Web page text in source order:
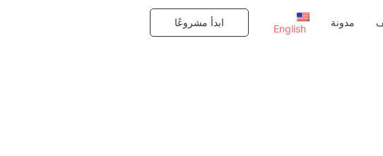
مدونة
English
ابدأ مشروعًا